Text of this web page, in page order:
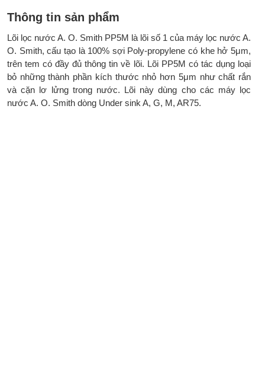
Thông tin sản phẩm
Lõi lọc nước A. O. Smith PP5M là lõi số 1 của máy lọc nước A.
O. Smith, cấu tạo là 100% sợi Poly-propylene có khe hở 5μm,
trên tem có đầy đủ thông tin về lõi. Lõi PP5M có tác dụng loại
bỏ những thành phần kích thước nhỏ hơn 5μm như chất rắn
và cặn lơ lửng trong nước. Lõi này dùng cho các máy lọc
nước A. O. Smith dòng Under sink A, G, M, AR75.
Bảo hành: